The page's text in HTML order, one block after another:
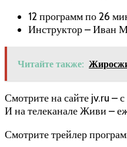
12 программ по 26
Инструктор – Иван
Читайте также:
Смотрите на сайте jv.ru – с
И на телеканале Живи –
Смотрите трейлер